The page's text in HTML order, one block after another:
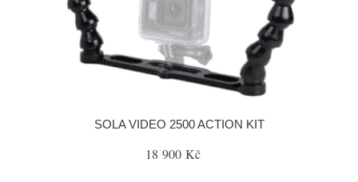
SOLA VIDEO 2500 ACTION KIT
18 900 Kč